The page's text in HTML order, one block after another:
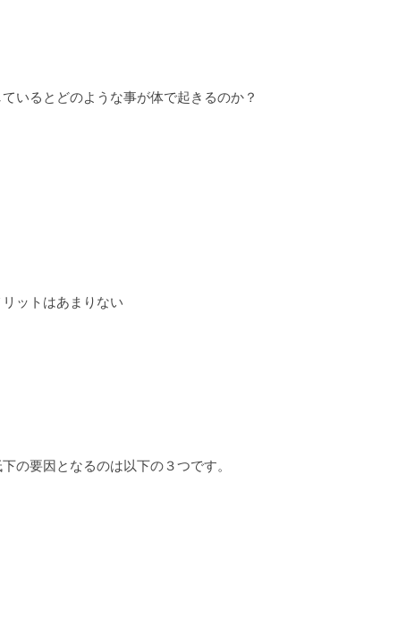
いるとどのような事が体で起きるのか？
ットはあまりない
の要因となるのは以下の３つです。